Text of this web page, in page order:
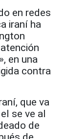
en redes
iraní ha
en una
contra
que va
se ve al
de